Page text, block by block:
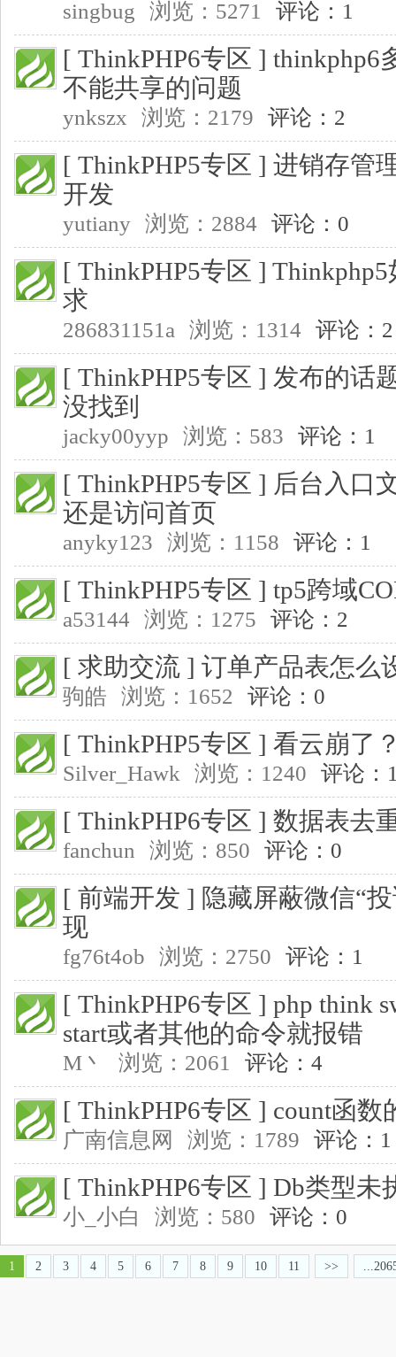
singbug 浏览：5271 评论：1
[ ThinkPHP6专区 ] thinkphp6
不能共享的问题
ynkszx 浏览：2179 评论：2
[ ThinkPHP5专区 ] 进销存管
开发
yutiany 浏览：2884 评论：0
[ ThinkPHP5专区 ]
求
286831151a 浏览：1314 评论：2
[ ThinkPHP5专区 ] 发布的话
没找到
jacky00yyp 浏览：583 评论：1
[ ThinkPHP5专区 ] 后台入口
还是访问首页
anyky123 浏览：1158 评论：1
[ ThinkPHP5专区 ] tp5跨域
a53144 浏览：1275 评论：2
[ 求助交流 ] 订单产品表怎么
驹皓 浏览：1652 评论：0
[ ThinkPHP5专区 ] 看云崩了
Silver_Hawk 浏览：1240 评论：
[ ThinkPHP6专区 ] 数据表去
fanchun 浏览：850 评论：0
[ 前端开发 ] 隐藏屏蔽微信“
现
fg76t4ob 浏览：2750 评论：1
[ ThinkPHP6专区 ] php think
start或者其他的命令就报错
M丶 浏览：2061 评论：4
[ ThinkPHP6专区 ] count函数
广南信息网 浏览：1789 评论：1
[ ThinkPHP6专区 ] Db类型未
小_小白 浏览：580 评论：0
1 2 3 4 5 6 7 8 9 10 11 >>